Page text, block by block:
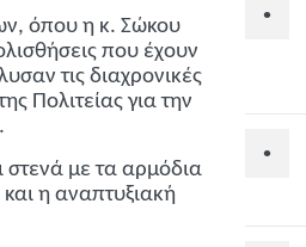
όπου η κ. Σώκου
που έχουν
τις διαχρονικές
Πολιτείας για την
στενά με τα αρμόδια
η αναπτυξιακή
•
•